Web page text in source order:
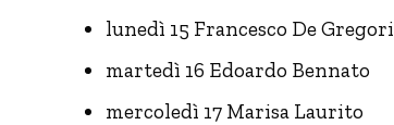
lunedì 15 Francesco De Gregori
martedì 16 Edoardo Bennato
mercoledì 17 Marisa Laurito